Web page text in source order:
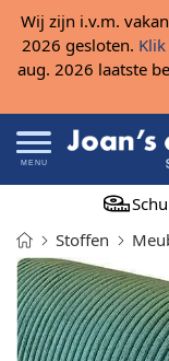
Wij zijn i.v.m.
2026 gesloten.
aug. 2026 laatste
MENU
Stoffen